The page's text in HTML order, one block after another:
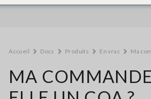
Accueil Docs Produits En vrac Ma
MA